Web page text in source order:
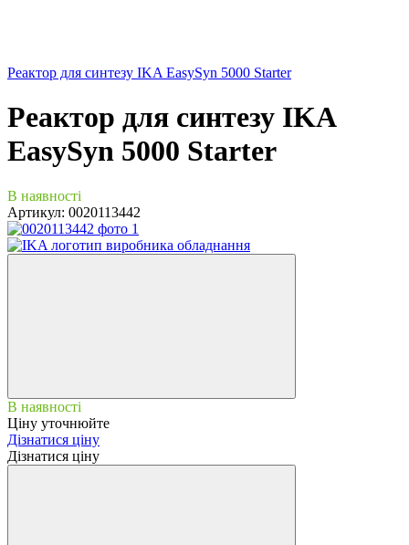
Реактор для синтезу IKA EasySyn 5000 Starter
Реактор для синтезу IKA
EasySyn 5000 Starter
В наявності
Артикул: 0020113442
В наявності
Ціну уточнюйте
Дізнатися ціну
Дізнатися ціну